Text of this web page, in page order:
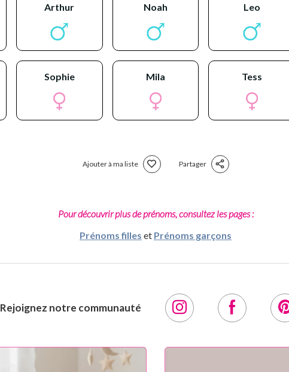
arthur noah leo
sophie mila tess
Ajouter à ma liste Partager
Pour découvrir plus de prénoms, consultez les pages :
Prénoms filles et Prénoms garçons
Rejoignez notre communauté